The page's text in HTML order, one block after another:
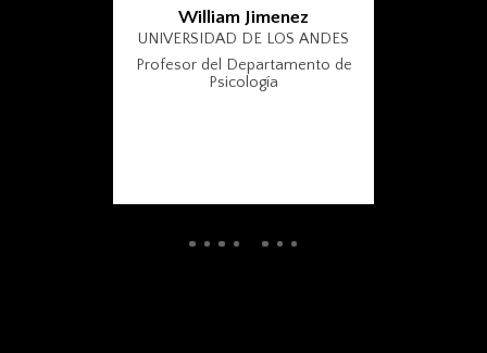
William Jimenez
UNIVERSIDAD DE LOS ANDES
Profesor del Departamento de
Psicología